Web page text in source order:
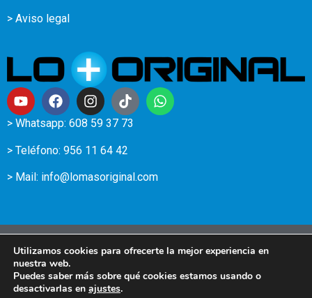
> Aviso legal
> Whatsapp: 608 59 37 73
> Teléfono: 956 11 64 42
> Mail: info@lomasoriginal.com
TRBDev.es
Utilizamos cookies para ofrecerte la mejor experiencia en
nuestra web.
Puedes saber más sobre qué cookies estamos usando o
desactivarlas en ajustes.